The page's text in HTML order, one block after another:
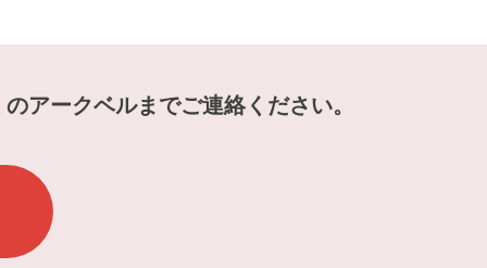
アークベルまでご連絡ください。